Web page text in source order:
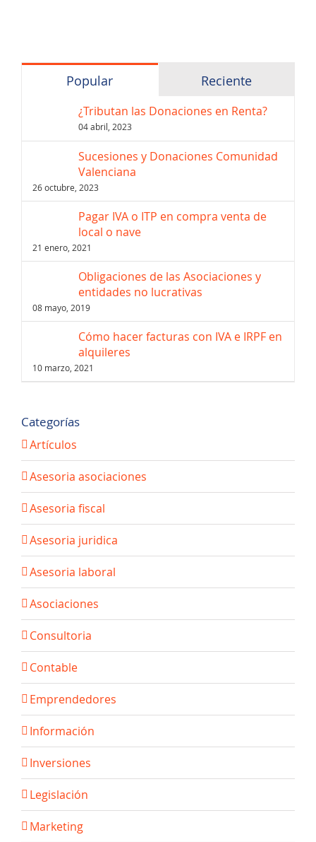
Popular Reciente
¿Tributan las Donaciones en Renta?
04 abril, 2023
Sucesiones y Donaciones Comunidad
Valenciana
26 octubre, 2023
Pagar IVA o ITP en compra venta de
local o nave
21 enero, 2021
Obligaciones de las Asociaciones y
entidades no lucrativas
08 mayo, 2019
Cómo hacer facturas con IVA e IRPF en
alquileres
10 marzo, 2021
Categorías
Artículos
Asesoria asociaciones
Asesoria fiscal
Asesoria juridica
Asesoria laboral
Asociaciones
Consultoria
Contable
Emprendedores
Información
Inversiones
Legislación
Marketing